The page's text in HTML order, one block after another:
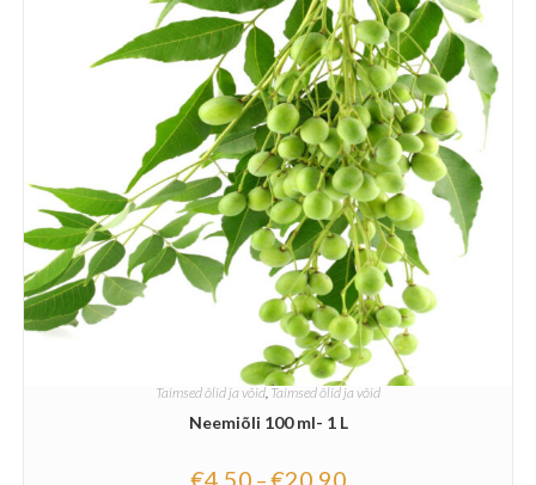
Taimsed õlid ja võid Taimsed õlid ja võid
Neemiõli 100 ml- 1 L
€4.50 €20.90